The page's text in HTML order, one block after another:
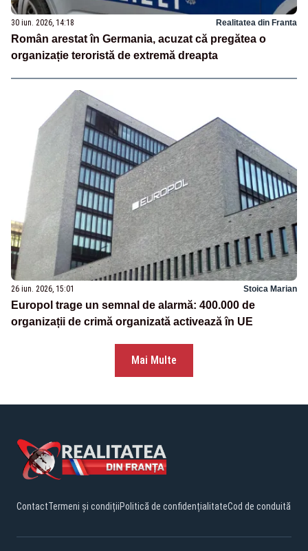
30 iun. 2026, 14:18 Realitatea din Franta
Român arestat în Germania, acuzat că pregătea o
organizație teroristă de extremă dreapta
26 iun. 2026, 15:01 Stoica Marian
Europol trage un semnal de alarmă: 400.000 de
organizații de crimă organizată activează în UE
Mai Multe
ContactTermeni și condițiiPolitică de confidențialitateCod de conduită